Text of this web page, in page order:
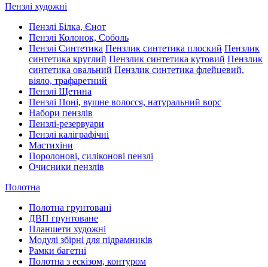
Пензлі художні
Пензлі Білка, Єнот
Пензлі Колонок, Соболь
Пензлі Синтетика Пензлик синтетика плоский Пензлик
синтетика круглий Пензлик синтетика кутовий Пензлик
синтетика овальний Пензлик синтетика флейцевий,
віяло, трафаретний
Пензлі Щетина
Пензлі Поні, вушне волосся, натуральний ворс
Набори пензлів
Пензлі-резервуари
Пензлі каліграфічні
Мастихіни
Поролонові, силіконові пензлі
Очисники пензлів
Полотна
Полотна грунтовані
ДВП грунтоване
Планшети художні
Модулі збірні для підрамників
Рамки багетні
Полотна з ескізом, контуром